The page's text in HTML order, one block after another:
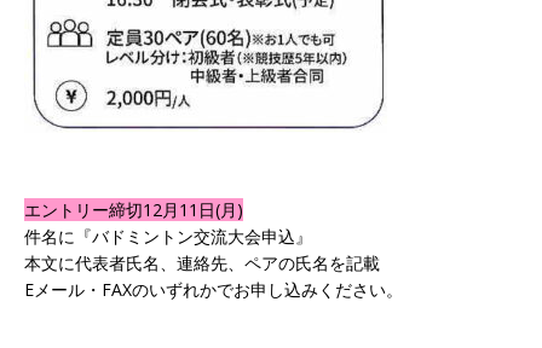
エントリー締切12月11日(月)
件名に『バドミントン交流大会申込』
本文に代表者氏名、連絡先、ペアの氏名を記載
Eメール・FAXのいずれかでお申し込みください。